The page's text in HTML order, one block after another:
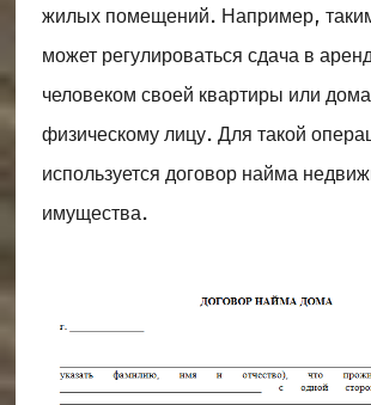
жилых помещений. Например,
может регулироваться сдача в
человеком своей квартиры или
физическому лицу. Для такой
используется договор найма
имущества.